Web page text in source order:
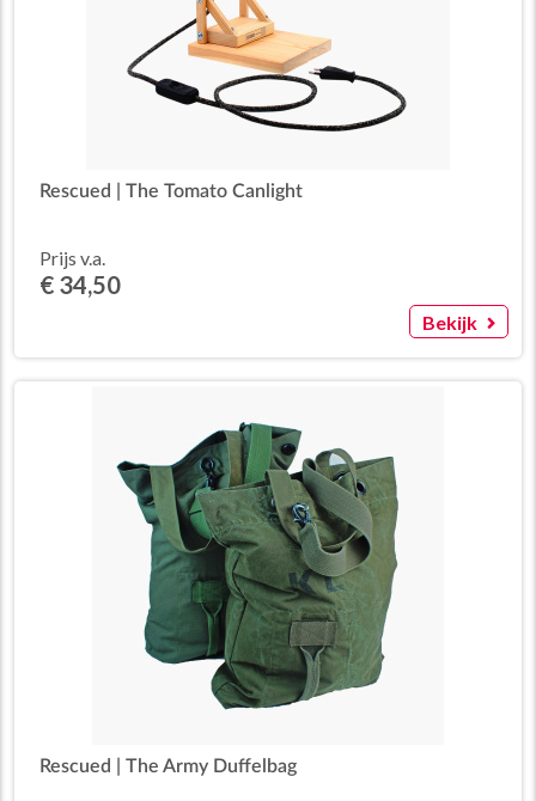
Rescued | The Tomato Canlight
Prijs v.a.
€ 34,50
Bekijk
Rescued | The Army Duffelbag